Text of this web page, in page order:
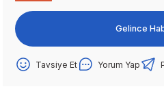
Gelince
Tavsiye Et Yorum Yap